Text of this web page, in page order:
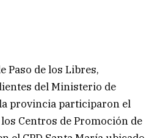
Paso de los Libres,
del Ministerio de
provincia participaron el
Centros de Promoción de